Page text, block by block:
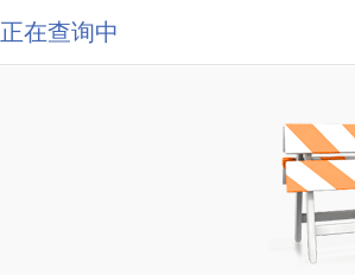
正在查询中